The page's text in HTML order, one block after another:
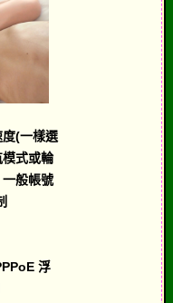
(一樣選
式或輪
般帳號
浮